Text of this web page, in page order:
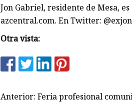
Jon Gabriel, residente de Mesa,
azcentral.com. En Twitter:
Otra vista:
Anterior: Feria profesional